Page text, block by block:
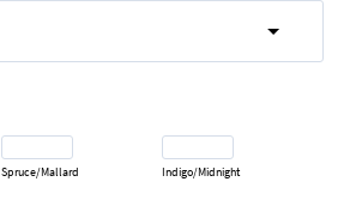
Spruce/Mallard Indigo/Midnight